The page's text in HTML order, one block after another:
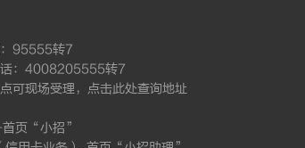
95555转7
话：4008205555转7
可现场受理， 点击此处查询地址
页“小招”